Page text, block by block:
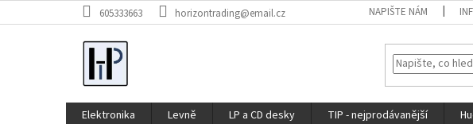
na
605333663 horizontrading@email.cz NAPIŠTE NÁM
Elektronika Levně LP a CD desky TIP - nejprodávanější